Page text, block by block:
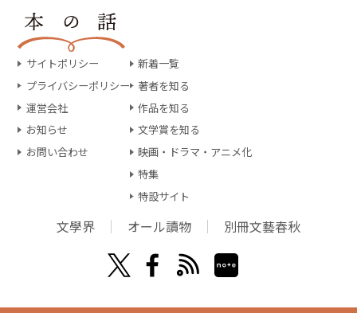
サイトポリシー
プライバシーポリシー
運営会社
お知らせ
お問い合わせ
新着一覧
著者を知る
作品を知る
文学賞を知る
映画・ドラマ・アニメ化
特集
特設サイト
文學界 オール讀物 別冊文藝春秋